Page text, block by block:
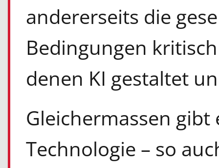
andererseits die
Bedingungen
denen KI gestaltet
Gleichermassen gibt
Technologie – so